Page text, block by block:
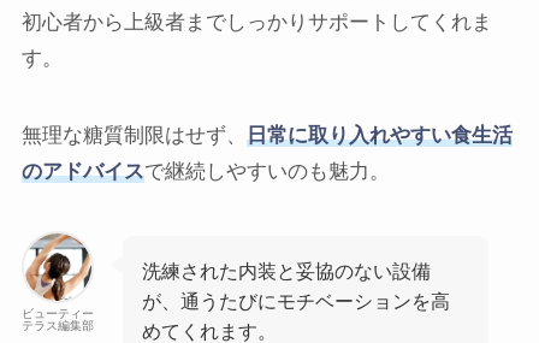
初心者から上級者までしっかりサポートしてくれま
す。
無理な糖質制限はせず、 日常に取り入れやすい食生活
のアドバイスで継続しやすいのも魅力。
ビューティー
テラス編集部
洗練された内装と妥協のない設備
が、通うたびにモチベーションを高
めてくれます。